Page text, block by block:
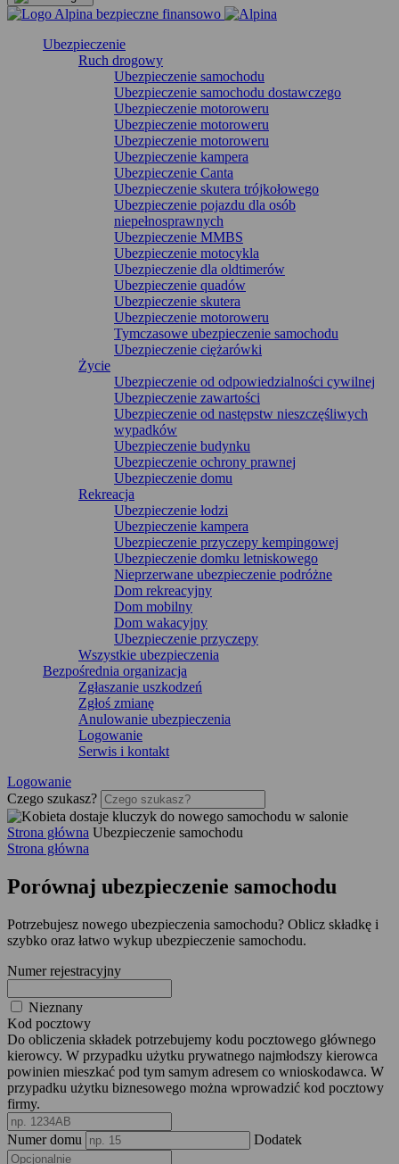
Ubezpieczenie
Ruch drogowy
Ubezpieczenie samochodu
Ubezpieczenie samochodu dostawczego
Ubezpieczenie motoroweru
Ubezpieczenie motoroweru
Ubezpieczenie motoroweru
Ubezpieczenie kampera
Ubezpieczenie Canta
Ubezpieczenie skutera trójkołowego
Ubezpieczenie pojazdu dla osób
niepełnosprawnych
Ubezpieczenie MMBS
Ubezpieczenie motocykla
Ubezpieczenie dla oldtimerów
Ubezpieczenie quadów
Ubezpieczenie skutera
Ubezpieczenie motoroweru
Tymczasowe ubezpieczenie samochodu
Ubezpieczenie ciężarówki
Życie
Ubezpieczenie od odpowiedzialności cywilnej
Ubezpieczenie zawartości
Ubezpieczenie od następstw nieszczęśliwych
wypadków
Ubezpieczenie budynku
Ubezpieczenie ochrony prawnej
Ubezpieczenie domu
Rekreacja
Ubezpieczenie łodzi
Ubezpieczenie kampera
Ubezpieczenie przyczepy kempingowej
Ubezpieczenie domku letniskowego
Nieprzerwane ubezpieczenie podróżne
Dom rekreacyjny
Dom mobilny
Dom wakacyjny
Ubezpieczenie przyczepy
Wszystkie ubezpieczenia
Bezpośrednia organizacja
Zgłaszanie uszkodzeń
Zgłoś zmianę
Anulowanie ubezpieczenia
Logowanie
Serwis i kontakt
Logowanie
Czego szukasz?
Strona główna Ubezpieczenie samochodu
Strona główna
Porównaj ubezpieczenie samochodu
Potrzebujesz nowego ubezpieczenia samochodu? Oblicz składkę i
szybko oraz łatwo wykup ubezpieczenie samochodu.
Numer rejestracyjny
Nieznany
Kod pocztowy
Do obliczenia składek potrzebujemy kodu pocztowego głównego
kierowcy. W przypadku użytku prywatnego najmłodszy kierowca
powinien mieszkać pod tym samym adresem co wnioskodawca. W
przypadku użytku biznesowego można wprowadzić kod pocztowy
firmy.
Numer domu Dodatek